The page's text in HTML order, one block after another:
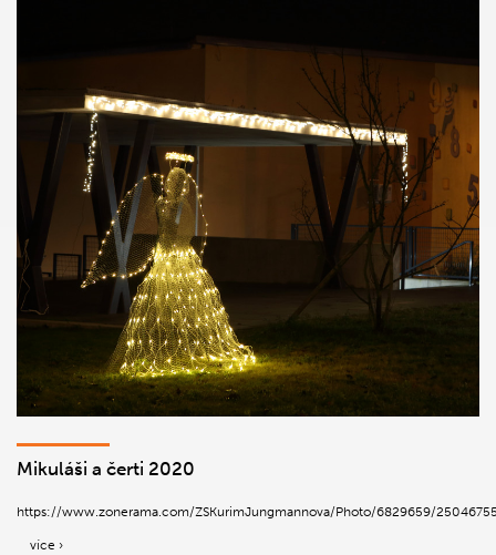
Mikuláši a čerti 2020
https://www.zonerama.com/ZSKurimJungmannova/Photo/6829659/
více ›